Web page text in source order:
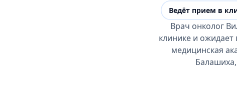
Ведёт прием в
Врач онколог
клинике и ожидает
медицинская